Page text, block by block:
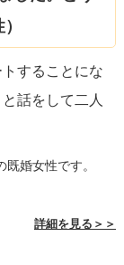
することにな
話をして二人
既婚女性です。
詳細を見る＞＞